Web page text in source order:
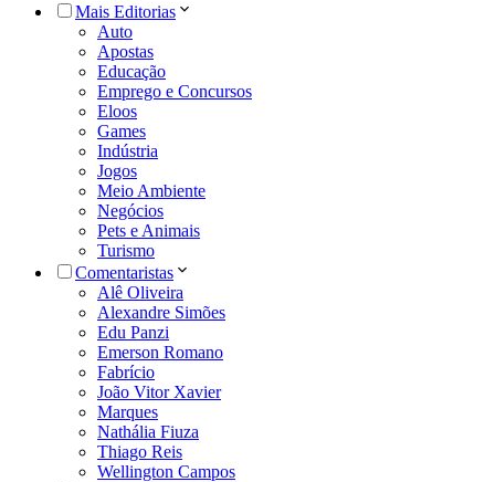
Mais Editorias
Auto
Apostas
Educação
Emprego e Concursos
Eloos
Games
Indústria
Jogos
Meio Ambiente
Negócios
Pets e Animais
Turismo
Comentaristas
Alê Oliveira
Alexandre Simões
Edu Panzi
Emerson Romano
Fabrício
João Vitor Xavier
Marques
Nathália Fiuza
Thiago Reis
Wellington Campos